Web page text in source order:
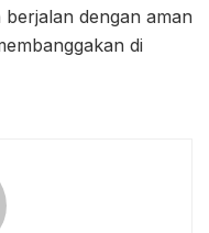
dengan aman
di